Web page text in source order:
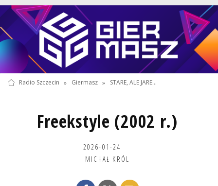
Radio Szczecin » Giermasz » STARE, ALE JARE...
Freekstyle (2002 r.)
2026-01-24
MICHAŁ KRÓL